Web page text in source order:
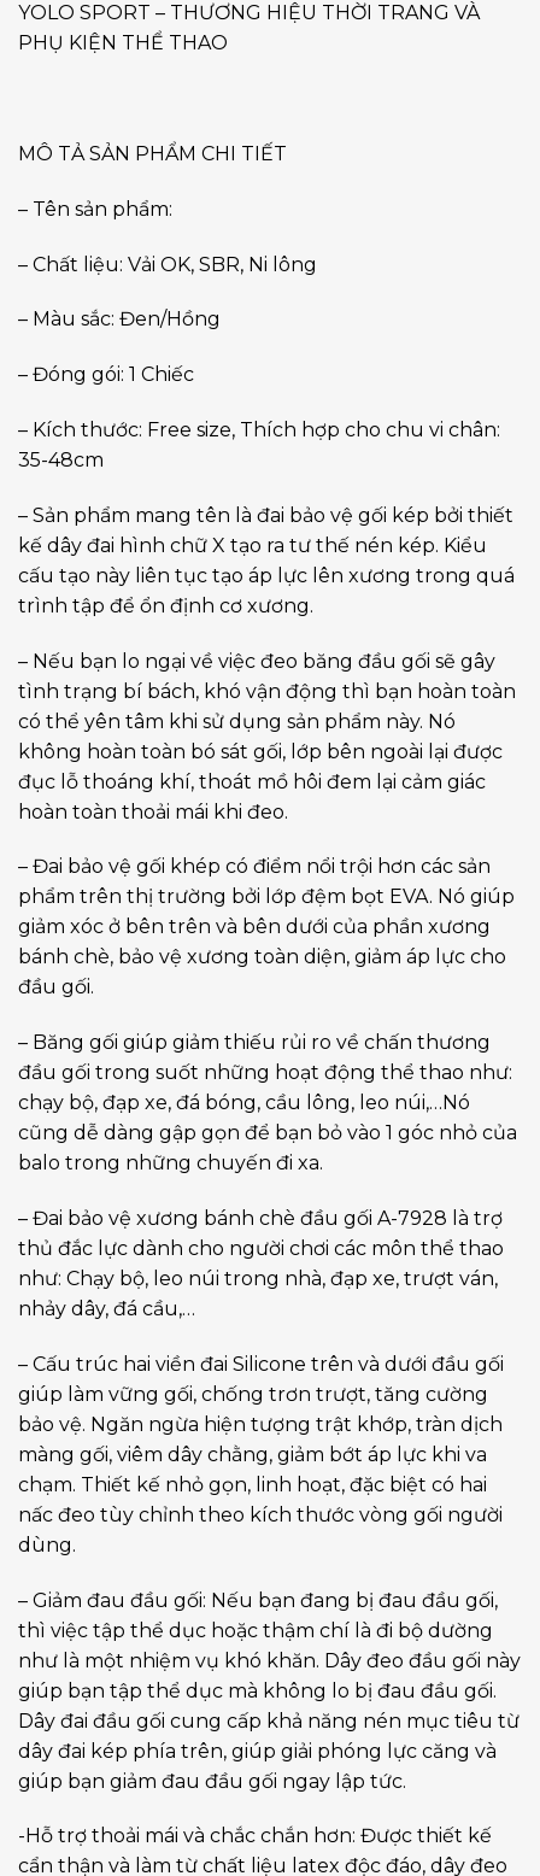
YOLO SPORT – THƯƠNG HIỆU THỜI TRANG VÀ
PHỤ KIỆN THỂ THAO
MÔ TẢ SẢN PHẨM CHI TIẾT
– Tên sản phẩm:
– Chất liệu: Vải OK, SBR, Ni lông
– Màu sắc: Đen/Hồng
– Đóng gói: 1 Chiếc
– Kích thước: Free size, Thích hợp cho chu vi chân:
35-48cm
– Sản phẩm mang tên là đai bảo vệ gối kép bởi thiết
kế dây đai hình chữ X tạo ra tư thế nén kép. Kiểu
cấu tạo này liên tục tạo áp lực lên xương trong quá
trình tập để ổn định cơ xương.
– Nếu bạn lo ngại về việc đeo băng đầu gối sẽ gây
tình trạng bí bách, khó vận động thì bạn hoàn toàn
có thể yên tâm khi sử dụng sản phẩm này. Nó
không hoàn toàn bó sát gối, lớp bên ngoài lại được
đục lỗ thoáng khí, thoát mồ hôi đem lại cảm giác
hoàn toàn thoải mái khi đeo.
– Đai bảo vệ gối khép có điểm nổi trội hơn các sản
phẩm trên thị trường bởi lớp đệm bọt EVA. Nó giúp
giảm xóc ở bên trên và bên dưới của phần xương
bánh chè, bảo vệ xương toàn diện, giảm áp lực cho
đầu gối.
– Băng gối giúp giảm thiếu rủi ro về chấn thương
đầu gối trong suốt những hoạt động thể thao như:
chạy bộ, đạp xe, đá bóng, cầu lông, leo núi,…Nó
cũng dễ dàng gập gọn để bạn bỏ vào 1 góc nhỏ của
balo trong những chuyến đi xa.
– Đai bảo vệ xương bánh chè đầu gối A-7928 là trợ
thủ đắc lực dành cho người chơi các môn thể thao
như: Chạy bộ, leo núi trong nhà, đạp xe, trượt ván,
nhảy dây, đá cầu,…
– Cấu trúc hai viền đai Silicone trên và dưới đầu gối
giúp làm vững gối, chống trơn trượt, tăng cường
bảo vệ. Ngăn ngừa hiện tượng trật khớp, tràn dịch
màng gối, viêm dây chằng, giảm bớt áp lực khi va
chạm. Thiết kế nhỏ gọn, linh hoạt, đặc biệt có hai
nấc đeo tùy chỉnh theo kích thước vòng gối người
dùng.
– Giảm đau đầu gối: Nếu bạn đang bị đau đầu gối,
thì việc tập thể dục hoặc thậm chí là đi bộ dường
như là một nhiệm vụ khó khăn. Dây đeo đầu gối này
giúp bạn tập thể dục mà không lo bị đau đầu gối.
Dây đai đầu gối cung cấp khả năng nén mục tiêu từ
dây đai kép phía trên, giúp giải phóng lực căng và
giúp bạn giảm đau đầu gối ngay lập tức.
-Hỗ trợ thoải mái và chắc chắn hơn: Được thiết kế
cẩn thận và làm từ chất liệu latex độc đáo, dây đeo